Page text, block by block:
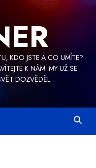
KDO JSTE A CO UMÍTE?
K NÁM. MY UŽ SE
DOZVĚDĚL.